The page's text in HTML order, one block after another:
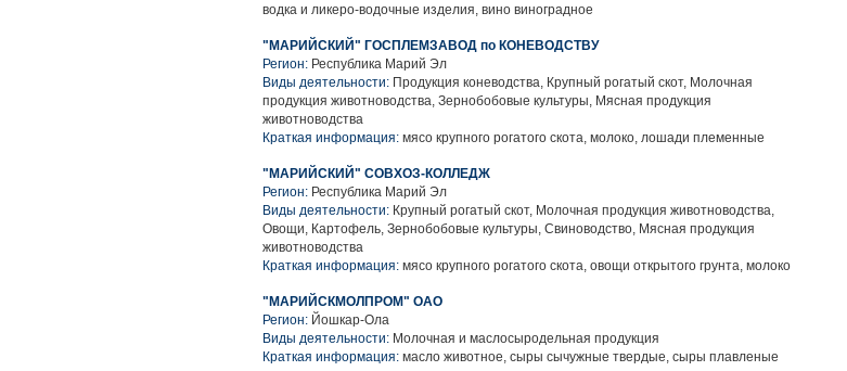
водка и ликеро-водочные изделия, вино виноградное
"МАРИЙСКИЙ" ГОСПЛЕМЗАВОД по КОНЕВОДСТВУ
Регион: Республика Марий Эл
Виды деятельности: Продукция коневодства, Крупный рогатый скот, Молочная
продукция животноводства, Зернобобовые культуры, Мясная продукция
животноводства
Краткая информация: мясо крупного рогатого скота, молоко, лошади племенные
"МАРИЙСКИЙ" СОВХОЗ-КОЛЛЕДЖ
Регион: Республика Марий Эл
Виды деятельности: Крупный рогатый скот, Молочная продукция животноводства,
Овощи, Картофель, Зернобобовые культуры, Свиноводство, Мясная продукция
животноводства
Краткая информация: мясо крупного рогатого скота, овощи открытого грунта, молоко
"МАРИЙСКМОЛПРОМ" ОАО
Регион: Йошкар-Ола
Виды деятельности: Молочная и маслосыродельная продукция
Краткая информация: масло животное, сыры сычужные твердые, сыры плавленые